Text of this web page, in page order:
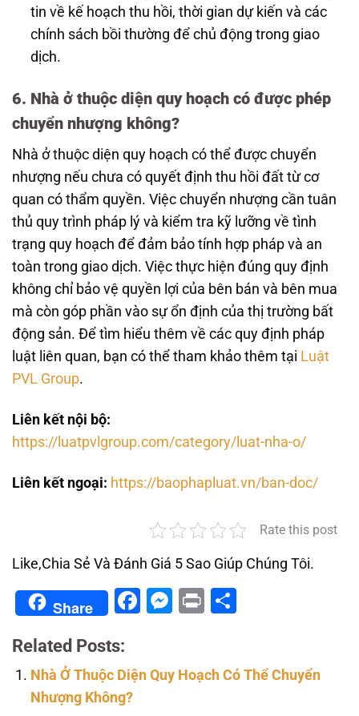
tin về kế hoạch thu hồi, thời gian dự kiến và các
chính sách bồi thường để chủ động trong giao
dịch.
6. Nhà ở thuộc diện quy hoạch có được phép
chuyển nhượng không?
Nhà ở thuộc diện quy hoạch có thể được chuyển
nhượng nếu chưa có quyết định thu hồi đất từ cơ
quan có thẩm quyền. Việc chuyển nhượng cần tuân
thủ quy trình pháp lý và kiểm tra kỹ lưỡng về tình
trạng quy hoạch để đảm bảo tính hợp pháp và an
toàn trong giao dịch. Việc thực hiện đúng quy định
không chỉ bảo vệ quyền lợi của bên bán và bên mua
mà còn góp phần vào sự ổn định của thị trường bất
động sản. Để tìm hiểu thêm về các quy định pháp
luật liên quan, bạn có thể tham khảo thêm tại Luật
PVL Group.
Liên kết nội bộ:
https://luatpvlgroup.com/category/luat-nha-o/
Liên kết ngoại: https://baophapluat.vn/ban-doc/
Rate this post
Like,Chia Sẻ Và Đánh Giá 5 Sao Giúp Chúng Tôi.
Share Facebook
Messenger
Print
Related Posts:
Nhà Ở Thuộc Diện Quy Hoạch Có Thể Chuyển
Nhượng Không?